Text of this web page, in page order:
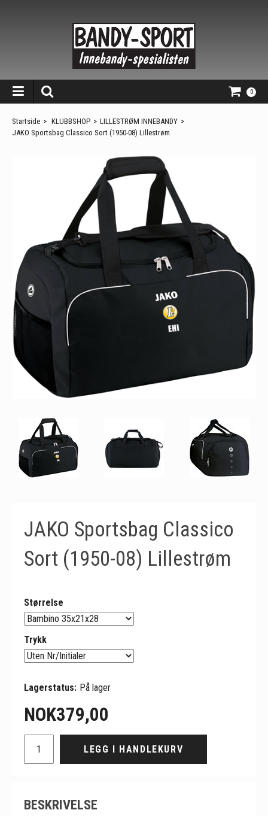
0
Startside > KLUBBSHOP > LILLESTRØM INNEBANDY >
JAKO Sportsbag Classico Sort (1950-08) Lillestrøm
JAKO Sportsbag Classico
Sort (1950-08) Lillestrøm
Størrelse
Trykk
Lagerstatus: På lager
NOK379,00
LEGG I HANDLEKURV
BESKRIVELSE